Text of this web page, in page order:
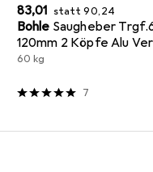
EUR
83,01 stattEUR
90,24
Bohle Saugheber
120mm 2 Köpfe Alu
60 kg
7